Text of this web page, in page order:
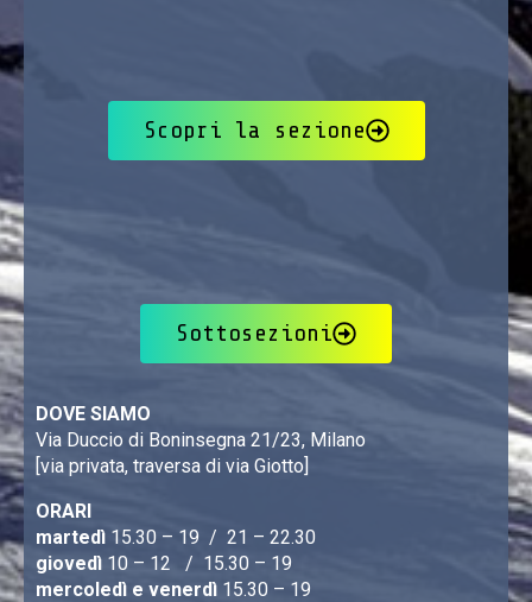
Scopri la sezione
Sottosezioni
DOVE SIAMO
Via Duccio di Boninsegna 21/23, Milano
[via privata, traversa di via Giotto]
ORARI
martedì 15.30 – 19 / 21 – 22.30
giovedì 10 – 12 / 15.30 – 19
mercoledì e venerdì 15.30 – 19